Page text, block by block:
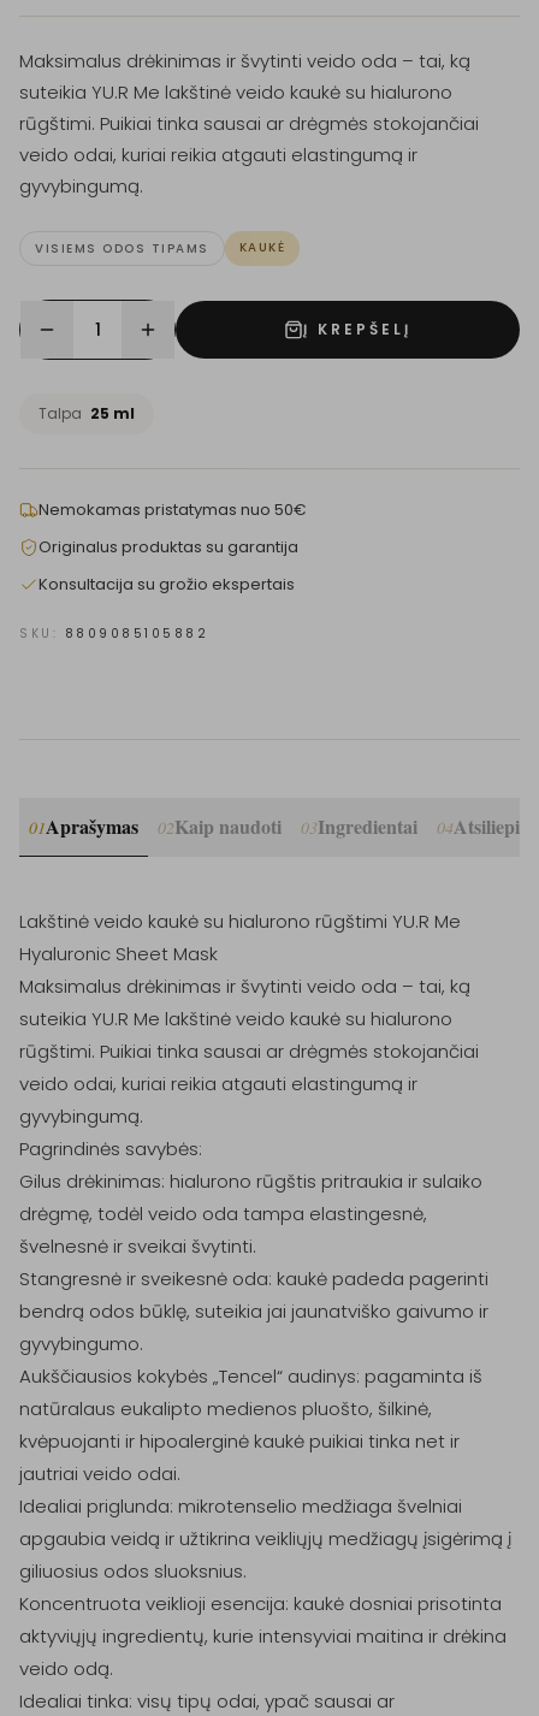
Maksimalus drėkinimas ir švytinti veido oda – tai, ką
suteikia YU.R Me lakštinė veido kaukė su hialurono
rūgštimi. Puikiai tinka sausai ar drėgmės stokojančiai
veido odai, kuriai reikia atgauti elastingumą ir
gyvybingumą.
VISIEMS ODOS TIPAMS KAUKĖ
1 Į KREPŠELĮ
Talpa 25 ml
Nemokamas pristatymas nuo 50€
Originalus produktas su garantija
Konsultacija su grožio ekspertais
SKU: 8809085105882
01Aprašymas 02Kaip naudoti 03Ingredientai 04
Lakštinė veido kaukė su hialurono rūgštimi YU.R Me
Hyaluronic Sheet Mask
Maksimalus drėkinimas ir švytinti veido oda – tai, ką
suteikia YU.R Me lakštinė veido kaukė su hialurono
rūgštimi. Puikiai tinka sausai ar drėgmės stokojančiai
veido odai, kuriai reikia atgauti elastingumą ir
gyvybingumą.
Pagrindinės savybės:
Gilus drėkinimas: hialurono rūgštis pritraukia ir sulaiko
drėgmę, todėl veido oda tampa elastingesnė,
švelnesnė ir sveikai švytinti.
Stangresnė ir sveikesnė oda: kaukė padeda pagerinti
bendrą odos būklę, suteikia jai jaunatviško gaivumo ir
gyvybingumo.
Aukščiausios kokybės „Tencel“ audinys: pagaminta iš
natūralaus eukalipto medienos pluošto, šilkinė,
kvėpuojanti ir hipoalerginė kaukė puikiai tinka net ir
jautriai veido odai.
Idealiai priglunda: mikrotenselio medžiaga švelniai
apgaubia veidą ir užtikrina veikliųjų medžiagų įsigėrimą į
giliuosius odos sluoksnius.
Koncentruota veiklioji esencija: kaukė dosniai prisotinta
aktyviųjų ingredientų, kurie intensyviai maitina ir drėkina
veido odą.
Idealiai tinka: visų tipų odai, ypač sausai ar